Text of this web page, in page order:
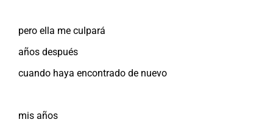
pero ella me culpará
años después
cuando haya encontrado de nuevo
mis años